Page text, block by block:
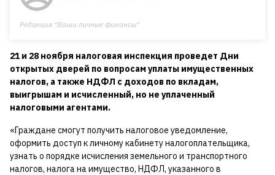
Редакция "Ваши личные финансы"
21 и 28 ноября налоговая инспекция проведет Дни
открытых дверей по вопросам уплаты имущественных
налогов, а также НДФЛ с доходов по вкладам,
выигрышам и исчисленный, но не уплаченный
налоговыми агентами.
«Граждане смогут получить налоговое уведомление,
оформить доступ к личному кабинету налогоплательщика,
узнать о порядке исчисления земельного и транспортного
налогов, налога на имущество, НДФЛ, указанного в